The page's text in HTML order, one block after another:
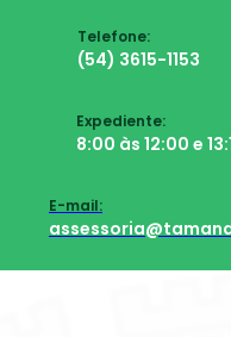
Telefone:
(54) 3615-1153
Expediente:
8:00 às 12:00 e
E-mail: